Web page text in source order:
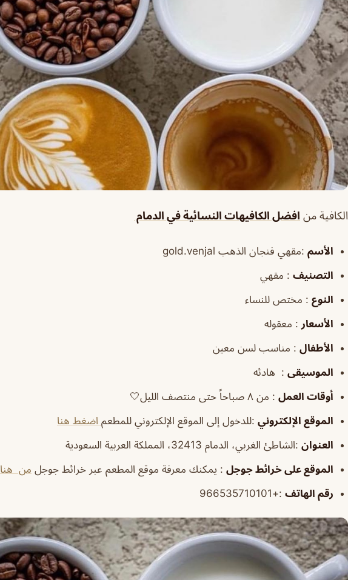
الكافية من افضل الكافيهات النسائية في الدمام
الأسم :مقهي فنجان الذهب gold.venjal
التصنيف : مقهي
النوع : مختص للنساء
الأسعار : معقوله
الأطفال : مناسب لسن معين
الموسيقى : هادئه
أوقات العمل : من ٨ صباحاً حتى منتصف الليل🤍
الموقع الإلكتروني :للدخول إلى الموقع الإلكتروني للمطعم اضغط هنا
العنوان :الشاطئ الغربي، الدمام 32413، المملكة العربية السعودية
الموقع على خرائط جوجل : يمكنك معرفة موقع المطعم عبر خرائط جوجل من هنا
رقم الهاتف :+966535710101